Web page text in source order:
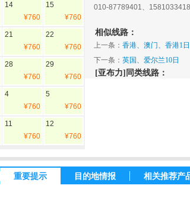
14
¥760
15
¥760
21
¥760
22
¥760
28
¥760
29
¥760
4
¥760
5
¥760
11
¥760
12
¥760
010-87789401、
相似线路：
上一条： 香港、澳门、香港1
下一条： 英国、爱尔兰10日
[亚布力]同类线路：
重要提示 目的地情报 相关推荐产